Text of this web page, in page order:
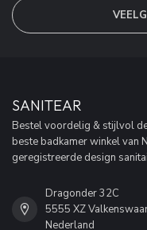
SANITEAR
Bestel voordelig & stijlvol
beste badkamer winkel van
geregistreerde design
Dragonder 32C
5555 XZ
Nederland